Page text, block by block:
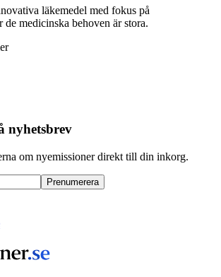
läkemedel med fokus på
de medicinska behoven är stora.
nyhetsbrev
om nyemissioner direkt till din inkorg.
Prenumerera